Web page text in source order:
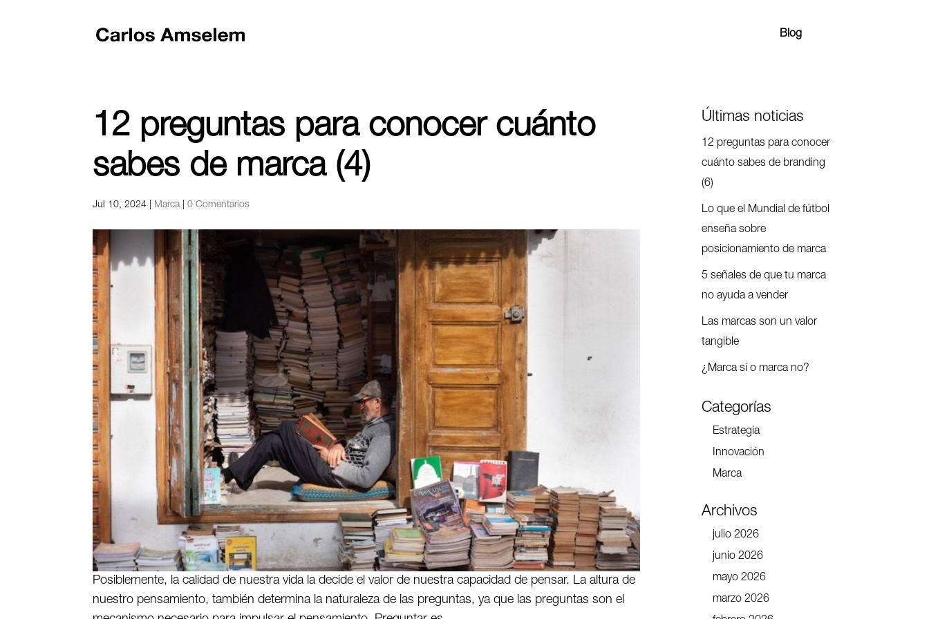
Blog
12 preguntas para conocer cuánto
sabes de marca (4)
Jul 10, 2024 Marca |0 Comentarios
Posiblemente, la calidad de nuestra vida la decide el valor de nuestra capacidad de pensar. La altura de
nuestro pensamiento, también determina la naturaleza de las preguntas, ya que las preguntas son el
Últimas noticias
12 preguntas para conocer
cuánto sabes de branding
(6)
Lo que el Mundial de fútbol
enseña sobre
posicionamiento de marca
5 señales de que tu marca
no ayuda a vender
Las marcas son un valor
tangible
¿Marca sí o marca no?
Categorías
Estrategia
Innovación
Marca
Archivos
julio 2026
junio 2026
mayo 2026
marzo 2026